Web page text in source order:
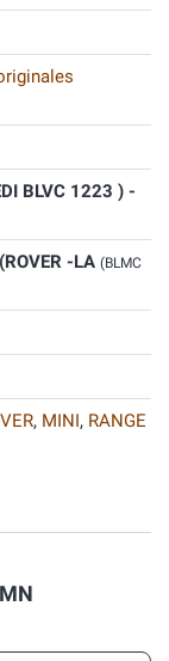
BLVC 1223 ) -
-LA (BLMC
, MINI, RANGE